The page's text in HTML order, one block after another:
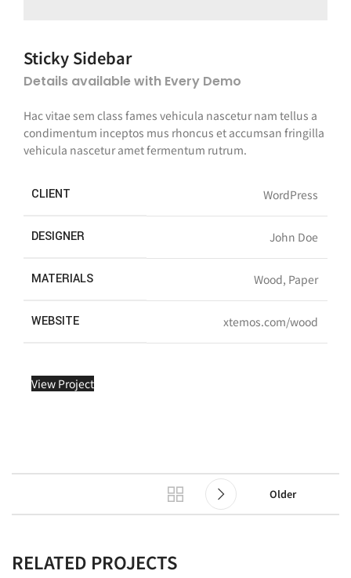
Sticky Sidebar
Details available with Every Demo
Hac vitae sem class fames vehicula nascetur nam tellus a
condimentum inceptos mus rhoncus et accumsan fringilla
vehicula nascetur amet fermentum rutrum.
CLIENT WordPress
DESIGNER John Doe
MATERIALS Wood, Paper
WEBSITE xtemos.com/wood
View Project
Older
RELATED PROJECTS